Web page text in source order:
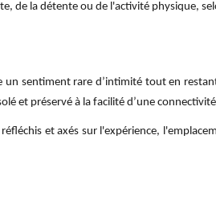
de la détente ou de l'activité physique,
sentiment rare d’intimité tout en
et préservé à la facilité d’une
et axés sur l'expérience,